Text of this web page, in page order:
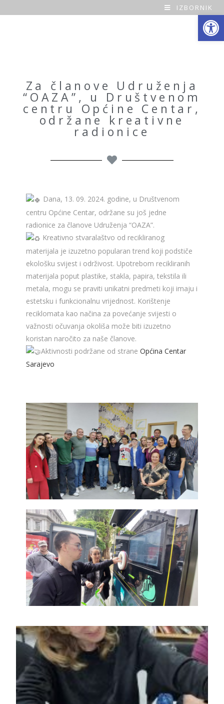
Open toolbar
O
IZBORNIK
Za članove Udruženja
“OAZA”, u Društvenom
centru Općine Centar,
održane kreativne
radionice
Dana, 13. 09. 2024. godine, u Društvenom
centru Općine Centar, održane su još jedne
radionice za članove Udruženja “OAZA”.
Kreativno stvaralaštvo od recikliranog
materijala je izuzetno popularan trend koji podstiče
ekološku svijest i održivost. Upotrebom recikliranih
materijala poput plastike, stakla, papira, tekstila ili
metala, mogu se praviti unikatni predmeti koji imaju i
estetsku i funkcionalnu vrijednost. Korištenje
reciklomata kao načina za povećanje svijesti o
važnosti očuvanja okoliša može biti izuzetno
koristan naročito za naše članove.
Aktivnosti podržane od straneOpćina Centar
Sarajevo